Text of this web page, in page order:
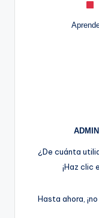
¿De cuánta
¡Haz clic
Hasta ahora,